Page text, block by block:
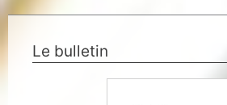
Le bulletin